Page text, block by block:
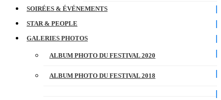
SOIRÉES & ÉVÉNEMENTS
STAR & PEOPLE
GALERIES PHOTOS
ALBUM PHOTO DU FESTIVAL 2020
ALBUM PHOTO DU FESTIVAL 2018